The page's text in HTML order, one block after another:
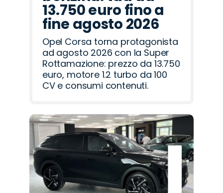
13.750 euro fino a
fine agosto 2026
Opel Corsa torna protagonista
ad agosto 2026 con la Super
Rottamazione: prezzo da 13.750
euro, motore 1.2 turbo da 100
CV e consumi contenuti.